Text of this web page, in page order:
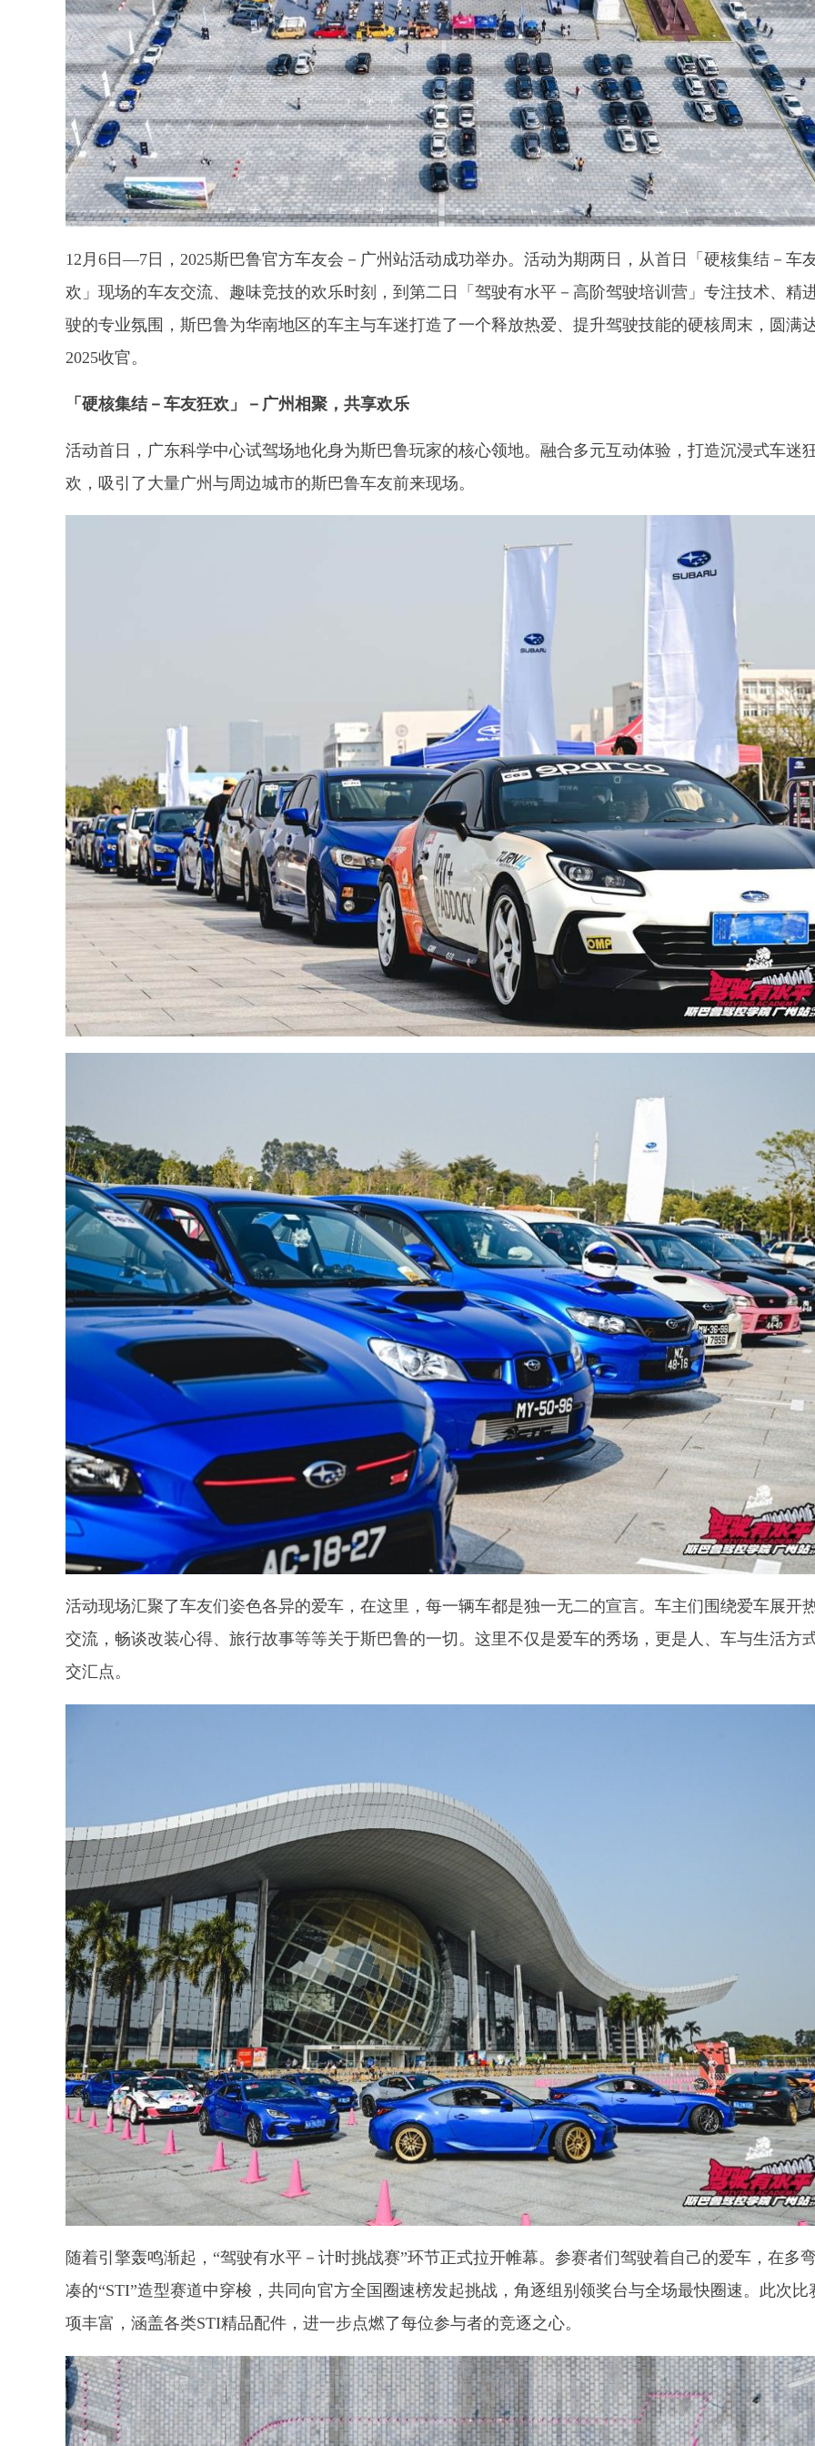
12月6日—7日，2025斯巴鲁官方车友会－广州站活动成功举办。活动为期两日，从首日「硬核集结－车
欢」现场的车友交流、趣味竞技的欢乐时刻，到第二日「驾驶有水平－高阶驾驶培训营」专注技术、精
驶的专业氛围，斯巴鲁为华南地区的车主与车迷打造了一个释放热爱、提升驾驶技能的硬核周末，圆满
2025收官。
「硬核集结－车友狂欢」－广州相聚，共享欢乐
活动首日，广东科学中心试驾场地化身为斯巴鲁玩家的核心领地。融合多元互动体验，打造沉浸式车迷
欢，吸引了大量广州与周边城市的斯巴鲁车友前来现场。
活动现场汇聚了车友们姿色各异的爱车，在这里，每一辆车都是独一无二的宣言。车主们围绕爱车展开
交流，畅谈改装心得、旅行故事等等关于斯巴鲁的一切。这里不仅是爱车的秀场，更是人、车与生活方
交汇点。
随着引擎轰鸣渐起，“驾驶有水平－计时挑战赛”环节正式拉开帷幕。参赛者们驾驶着自己的爱车，在多
凑的“STI”造型赛道中穿梭，共同向官方全国圈速榜发起挑战，角逐组别领奖台与全场最快圈速。此次比
项丰富，涵盖各类STI精品配件，进一步点燃了每位参与者的竞逐之心。